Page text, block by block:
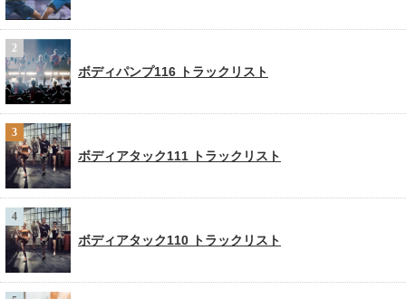
ボディパンプ116 トラックリスト
ボディアタック111 トラックリスト
ボディアタック110 トラックリスト